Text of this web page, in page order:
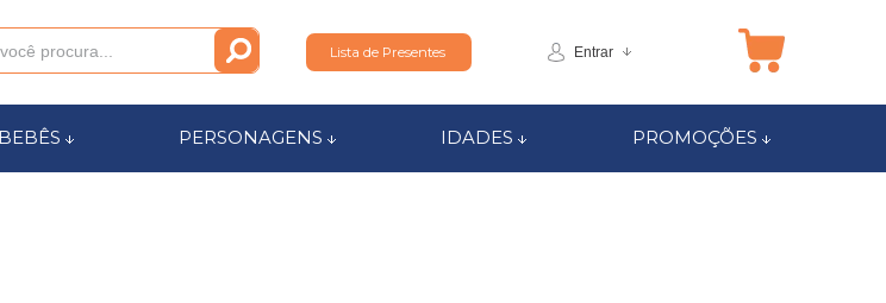
Lista de Presentes Entrar
BEBÊS PERSONAGENS IDADES PROMOÇÕES